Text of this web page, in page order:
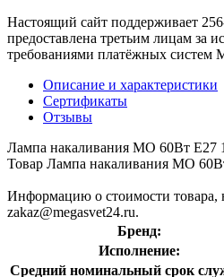
Настоящий сайт поддерживает
предоставлена третьим лицам за
требованиями платёжных систем
Описание и характеристики
Сертификаты
Отзывы
Лампа накаливания МО 60Вт E27
Товар Лампа накаливания МО
Информацию о стоимости товара,
zakaz@megasvet24.ru.
Бренд:
Исполнение:
Средний номинальный срок